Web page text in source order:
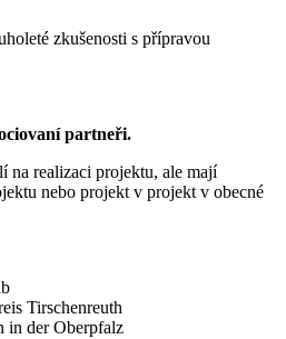
zkušenosti s přípravou
partneři.
na realizaci projektu, ale mají
nebo projekt v projekt v obecné
Tirschenreuth
in der Oberpfalz